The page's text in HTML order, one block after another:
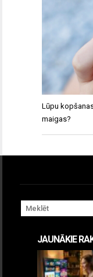
Lūpu
maigas?
JAUNĀKIE